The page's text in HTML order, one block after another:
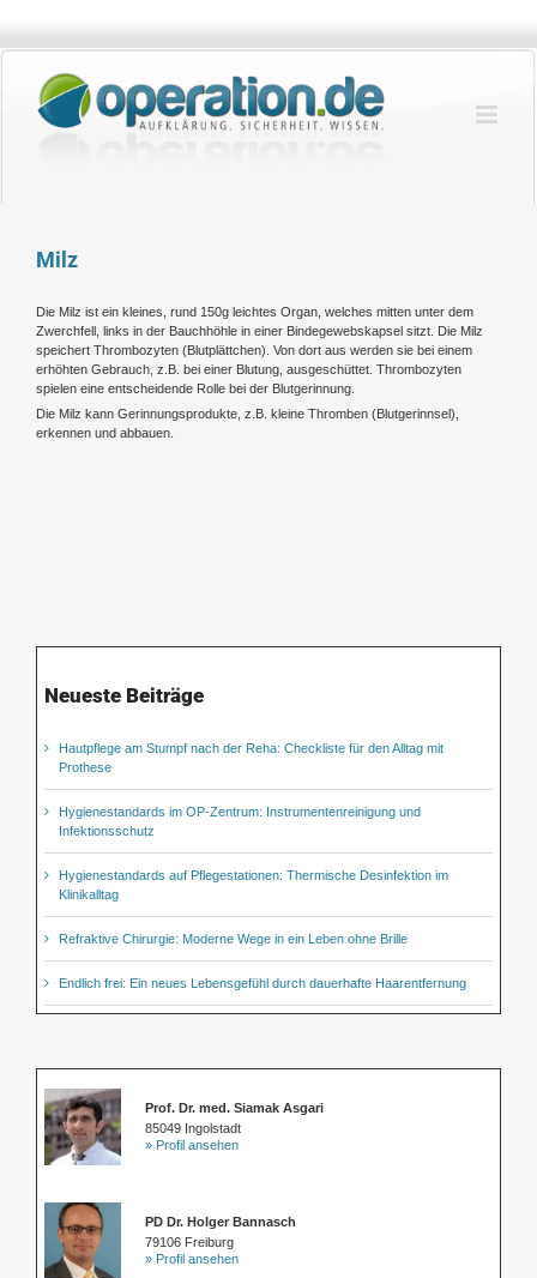
springen
Milz
Die Milz ist ein kleines, rund 150g leichtes Organ, welches mitten unter dem
Zwerchfell, links in der Bauchhöhle in einer Bindegewebskapsel sitzt. Die Milz
speichert Thrombozyten (Blutplättchen). Von dort aus werden sie bei einem
erhöhten Gebrauch, z.B. bei einer Blutung, ausgeschüttet. Thrombozyten
spielen eine entscheidende Rolle bei der Blutgerinnung.
Die Milz kann Gerinnungsprodukte, z.B. kleine Thromben (Blutgerinnsel),
erkennen und abbauen.
Neueste Beiträge
Hautpflege am Stumpf nach der Reha: Checkliste für den Alltag mit
Prothese
Hygienestandards im OP-Zentrum: Instrumentenreinigung und
Infektionsschutz
Hygienestandards auf Pflegestationen: Thermische Desinfektion im
Klinikalltag
Refraktive Chirurgie: Moderne Wege in ein Leben ohne Brille
Endlich frei: Ein neues Lebensgefühl durch dauerhafte Haarentfernung
Prof. Dr. med. Siamak Asgari
85049 Ingolstadt
» Profil ansehen
PD Dr. Holger Bannasch
79106 Freiburg
» Profil ansehen